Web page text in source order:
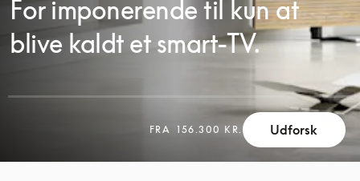
For imponerende til kun at
blive kaldt et smart-TV.
FRA 156.300 KR. Udforsk